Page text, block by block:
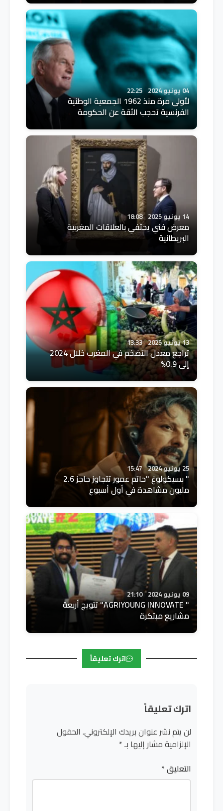
04 يونيو 2024 22:25
لأولى مرة منذ 1962 الجمعية الوطنية
الفرنسية تحجب الثقة عن الحكومة
14 يونيو 2025 18:08
معرض فني يحتفي بالعلاقات المغربية
البريطانية
13 يونيو 2025 13:33
تراجع معدل التضخم في المغرب خلال 2024
إلى 0.9%
25 يونيو 2024 15:47
" بسيكولوغ "حاتم عمور تتجاوز حاجز 2.6
مليون مشاهدة في أول أسبوع
09 يونيو 2024 21:10
" AGRIYOUNG INNOVATE" تتويج أربعة
مشاريع مبتكرة
اترك تعليقاً
اترك تعليقاً
لن يتم نشر عنوان بريدك الإلكتروني. الحقول
الإلزامية مشار إليها بـ*
التعليق*